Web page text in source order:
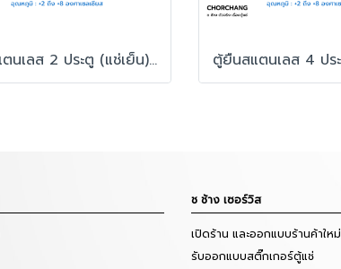
ตู้ยืนสแตนเลส 2 ประตู (แช่เย็น) รุ่น SRR3-0687Ci
ช ช้าง เซอร์วิส
เปิดร้าน และออกแบบร้านค้าใหม่
รับออกแบบสติ๊กเกอร์ตู้แช่